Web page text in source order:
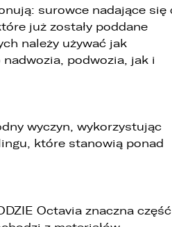
surowce nadające się
już zostały poddane
należy używać jak
podwozia, jak i
wyczyn, wykorzystując
które stanowią ponad
Octavia znaczna część